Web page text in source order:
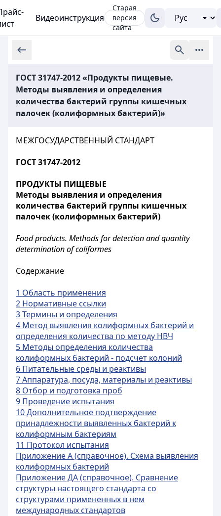
Видеоинструкция
Старая
версия
сайта
ГОСТ 31747-2012 «Продукты пищевые.
Методы выявления и определения
количества бактерий группы кишечных
палочек (колиформных бактерий)»
МЕЖГОСУДАРСТВЕННЫЙ СТАНДАРТ
ГОСТ 31747-2012
ПРОДУКТЫ ПИЩЕВЫЕ
Методы выявления и определения
количества бактерий группы кишечных
палочек (колиформных бактерий)
Food products. Methods for detection and quantity
determination of coliformes
Содержание
1 Область применения
2 Нормативные ссылки
3 Термины и определения
4 Метод выявления колиформных бактерий и
определения количества по методу НВЧ
5 Методы определения количества
колиформных бактерий - подсчет колоний
6 Питательные среды и реактивы
7 Аппаратура, посуда, материалы и реактивы
8 Отбор и подготовка проб
9 Проведение испытания
10 Дополнительное подтверждение
принадлежности выявленных бактерий к
колиформным бактериям
11 Протокол испытания
Приложение А (справочное). Схема выявления
колиформных бактерий
Приложение ДА (справочное). Сравнение
структуры настоящего стандарта со
структурами примененных в нем
международных стандартов